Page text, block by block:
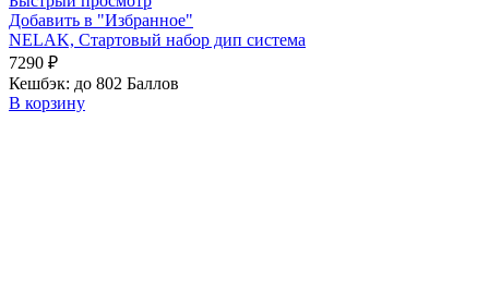
Добавить в "Избранное"
NELAK, Стартовый набор дип система
7290 ₽
Кешбэк: до 802 Баллов
В корзину